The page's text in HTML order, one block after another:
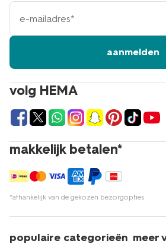
volg HEMA
makkelijk betalen*
*afhankelijk van de gekozen bezorgopties
e-
mailadres
aanmelden
populaire categorieën meer